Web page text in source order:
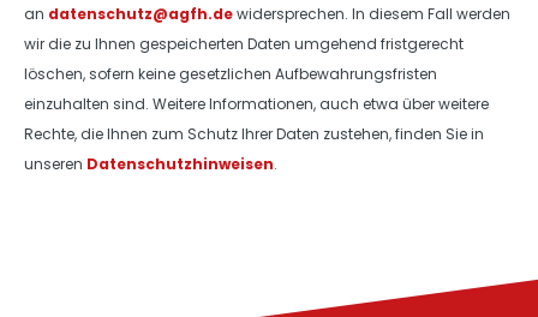
an datenschutz@agfh.dewidersprechen. In diesem Fall werden
wir die zu Ihnen gespeicherten Daten umgehend fristgerecht
löschen, sofern keine gesetzlichen Aufbewahrungsfristen
einzuhalten sind. Weitere Informationen, auch etwa über weitere
Rechte, die Ihnen zum Schutz Ihrer Daten zustehen, finden Sie in
unseren Datenschutzhinweisen.